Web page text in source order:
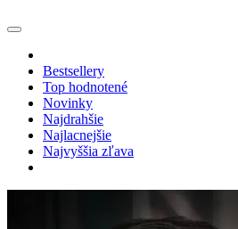
Bestsellery
Top hodnotené
Novinky
Najdrahšie
Najlacnejšie
Najvyššia zľava